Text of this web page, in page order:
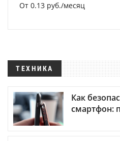
От 0.13 руб./месяц
ТЕХНИКА
Как
смартфон: